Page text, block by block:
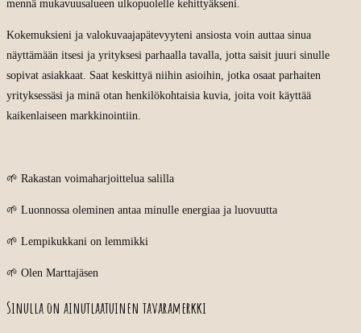
mennä mukavuusalueen ulkopuolelle kehittyäkseni.
Kokemuksieni ja valokuvaajapätevyyteni ansiosta voin auttaa sinua
näyttämään itsesi ja yrityksesi parhaalla tavalla, jotta saisit juuri sinulle
sopivat asiakkaat. Saat keskittyä niihin asioihin, jotka osaat parhaiten
yrityksessäsi ja minä otan henkilökohtaisia kuvia, joita voit käyttää
kaikenlaiseen markkinointiin.
🌱 Rakastan voimaharjoittelua salilla
🌱 Luonnossa oleminen antaa minulle energiaa ja luovuutta
🌱 Lempikukkani on lemmikki
🌱 Olen Marttajäsen
Sinulla on ainutlaatuinen tavaramerkki